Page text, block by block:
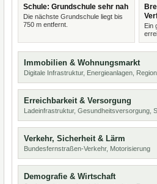
Schule: Grundschule sehr nah
Die nächste Grundschule liegt bis
750 m entfernt.
Ein
Immobilien & Wohnungsmarkt
Digitale Infrastruktur, Energieanlagen,
Erreichbarkeit & Versorgung
Ladeinfrastruktur, Gesundheitsversorgung,
Verkehr, Sicherheit & Lärm
Bundesfernstraßen-Verkehr, Motorisierung
Demografie & Wirtschaft